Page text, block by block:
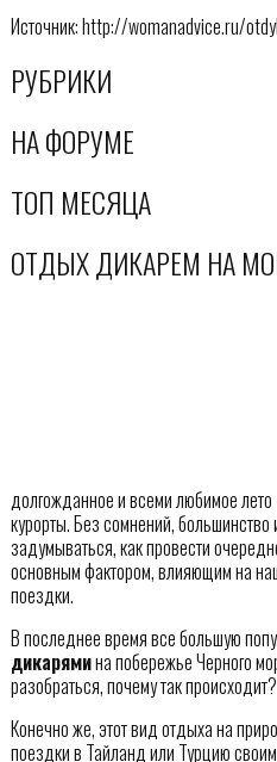
Источник: http://womanadvice.ru/
РУБРИКИ
НА ФОРУМЕ
ТОП МЕСЯЦА
ОТДЫХ ДИКАРЕМ НА
долгожданное и всеми любимое
курорты. Без сомнений,
задумываться, как провести
основным фактором, влияющим на
поездки.
В последнее время все большую
дикарямина побережье Черного
разобраться, почему так происходит?
Конечно же, этот вид отдыха на
поездки в Тайланд или Турцию